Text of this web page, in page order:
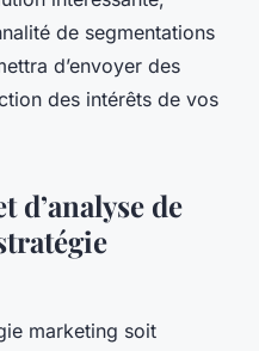
de segmentations
d’envoyer des
des intérêts de vos
d’analyse de
marketing soit